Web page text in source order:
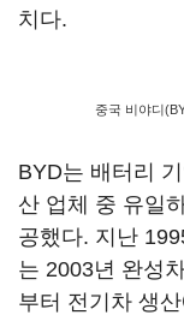
치다.
중국 비야디
BYD는 배터리
산 업체 중 유일
공했다. 지난
는 2003년 완성
부터 전기차 생